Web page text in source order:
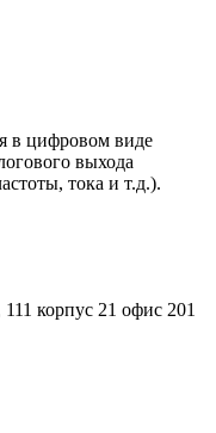
в цифровом виде
выхода
тока и т.д.).
корпус 21 офис 201